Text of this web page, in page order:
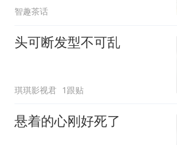
智趣茶话
头可断发型不可乱
琪琪影视君 1跟贴
悬着的心刚好死了